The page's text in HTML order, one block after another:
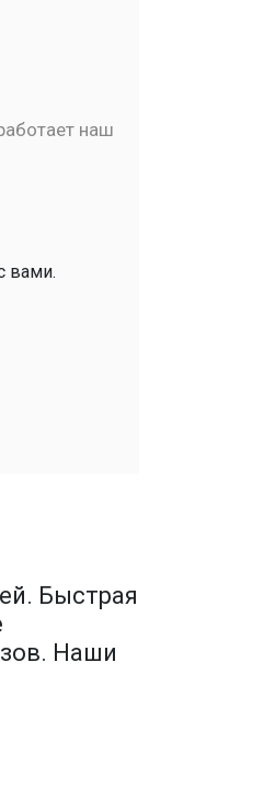
наш
вами.
Быстрая
Наши